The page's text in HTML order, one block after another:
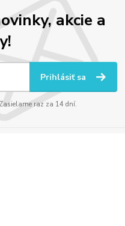
akcie a
Prihlásiť sa
raz za 14 dní.